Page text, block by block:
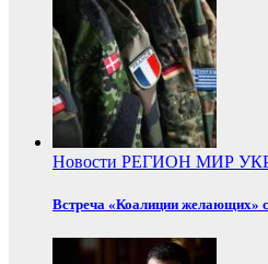
Новости РЕГИОН МИР
Встреча «Коалиции желающих»